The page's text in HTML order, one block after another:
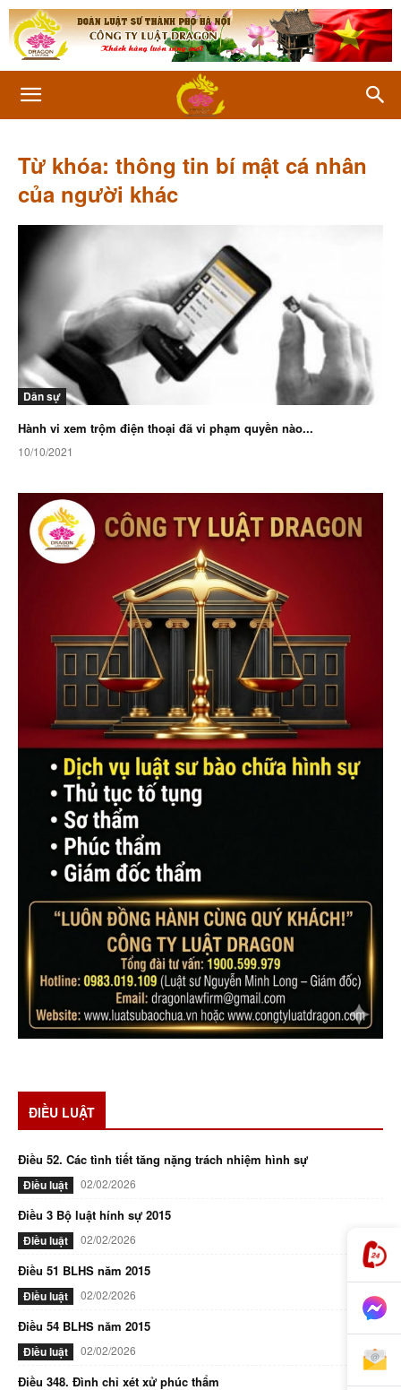
Từ khóa: thông tin bí mật cá nhân
của người khác
Dân sự
Hành vi xem trộm điện thoại đã vi phạm quyền nào...
10/10/2021
ĐIỀU LUẬT
Điều 52. Các tình tiết tăng nặng trách nhiệm hình sự
Điều luật 02/02/2026
Điều 3 Bộ luật hính sự 2015
Điều luật 02/02/2026
Điều 51 BLHS năm 2015
Điều luật 02/02/2026
Điều 54 BLHS năm 2015
Điều luật 02/02/2026
Điều 348. Đình chỉ xét xử phúc thẩm